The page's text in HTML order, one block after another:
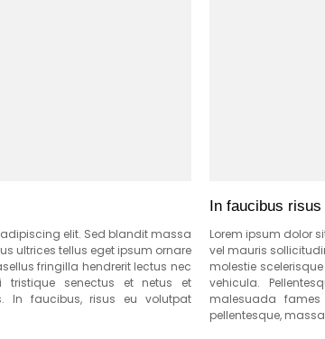
elit. Sed blandit massa
ultrices tellus eget ipsum ornare
fringilla hendrerit lectus nec
tristique senectus et netus et
In faucibus, risus eu volutpat
In faucibus risus
Lorem ipsum dolor
vel mauris
molestie
vehicula.
malesuada
pellentesque,